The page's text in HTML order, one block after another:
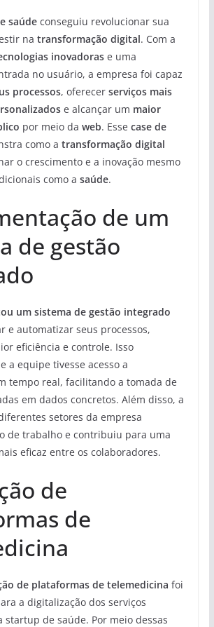
saúdeconseguiu revolucionar sua
na transformação digital. Com a
inovadorase uma
no usuário, a empresa foi capaz
processos, oferecer serviços mais
e alcançar um maior
por meio da web. Esse case de
como a transformação digital
o crescimento e a inovação mesmo
como a saúde.
de um
de gestão
um sistema de gestão integrado
e automatizar seus processos,
eficiência e controle. Isso
a equipe tivesse acesso a
tempo real, facilitando a tomada de
em dados concretos. Além disso, a
setores da empresa
de trabalho e contribuiu para uma
eficaz entre os colaboradores.
de
de
de plataformas de telemedicina foi
a digitalização dos serviços
startup de saúde. Por meio dessas